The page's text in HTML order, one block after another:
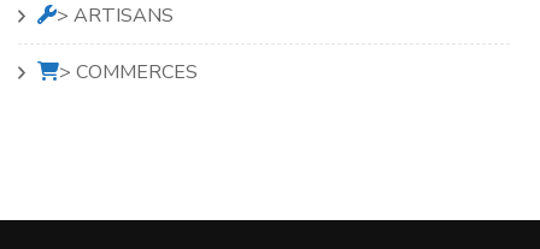
> ARTISANS
> COMMERCES